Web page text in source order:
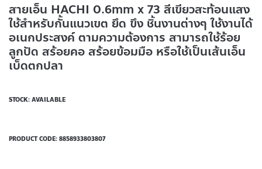
สายเอ็น HACHI 0.6mm x 73 สีเขียวสะท้อนแสง
ใช้สำหรับกั้นแนวเขต ยึด ขึง ชิ้นงานต่างๆ ใช้งานได้
อเนกประสงค์ ตามความต้องการ สามารถใช้ร้อย
ลูกปัด สร้อยคอ สร้อยข้อมมือ หรือใช้เป็นเส้นเอ็น
เบ็ดตกปลา
STOCK: AVAILABLE
PRODUCT CODE: 8858933803807